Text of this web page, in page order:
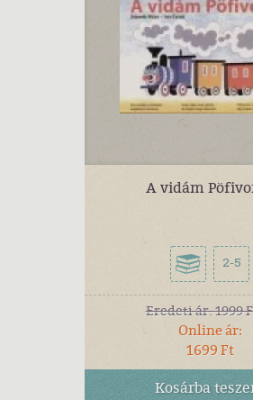
A vidám
2-5
Eredeti ár:1999
Online ár:
1699 Ft
Kosárba